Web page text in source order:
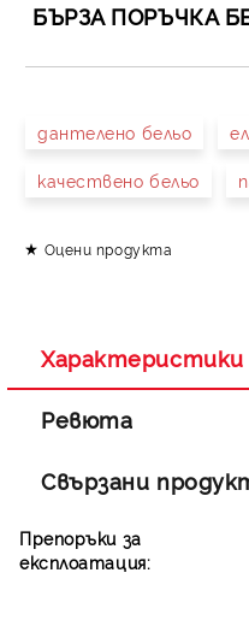
БЪРЗА ПОРЪЧКА
дантелено бельо
качествено бельо
Оцени продукта
Характеристики
Ревюта
Свързани
Препоръки за
експлоатация: